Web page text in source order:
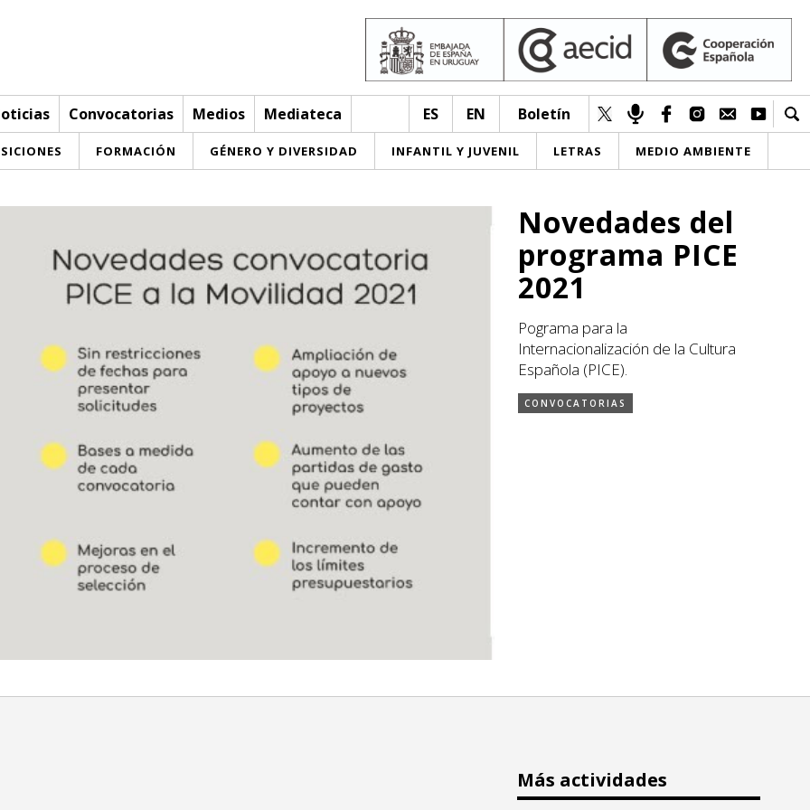
Convocatorias Medios Mediateca ES EN Boletín
FORMACIÓN GÉNERO Y DIVERSIDAD INFANTIL Y JUVENIL LETRAS MEDIO AMBIENTE
Novedades del
programa PICE
2021
Pograma para la
Internacionalización de la Cultura
Española (PICE).
CONVOCATORIAS
Más actividades